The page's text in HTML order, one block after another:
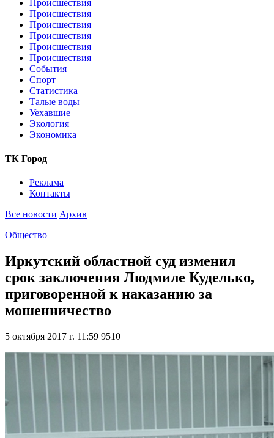
Происшествия
Происшествия
Происшествия
Происшествия
Происшествия
Происшествия
События
Спорт
Статистика
Талые воды
Уехавшие
Экология
Экономика
ТК Город
Реклама
Контакты
Все новости Архив
Общество
Иркутский областной суд изменил
срок заключения Людмиле Куделько,
приговоренной к наказанию за
мошенничество
5 октября 2017 г. 11:59 9510